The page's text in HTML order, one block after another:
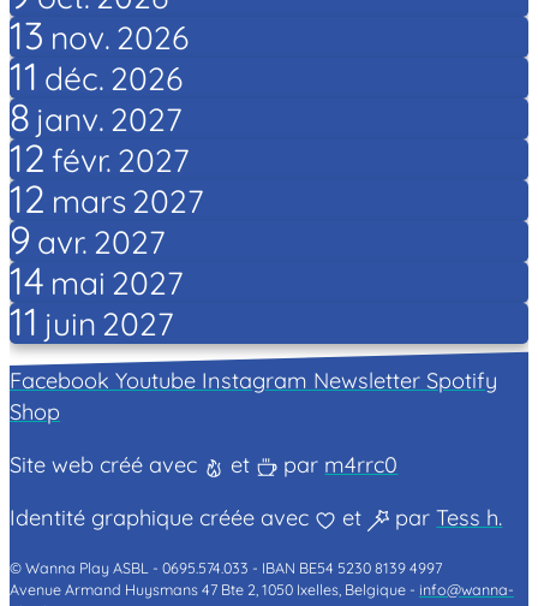
13 nov. 2026
11 déc. 2026
8 janv. 2027
12 févr. 2027
12 mars2027
9 avr. 2027
14 mai 2027
11 juin 2027
Facebook Youtube Instagram Newsletter Spotify
Shop
Site web créé avec
et par m4rrc0
Identité graphique créée avec
et parTess h.
© Wanna Play ASBL - 0695.574.033 - IBAN BE54 5230 8139 4997
Avenue Armand Huysmans 47 Bte 2, 1050 Ixelles, Belgique -